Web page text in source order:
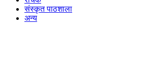
संस्कृत पाठशाला
अन्य